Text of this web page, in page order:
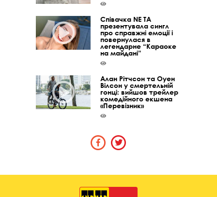
Співачка NE TA
презентувала сингл
про справжні емоції і
повернулася в
легендарне “Караоке
на майдані”
Алан Рітчсон та Оуен
Вілсон у смертельній
гонці: вийшов трейлер
комедійного екшена
«Перевізник»